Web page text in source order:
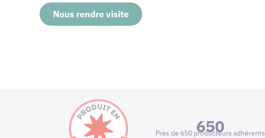
Nous rendre visite
650
Près de 650 producteurs adhérents